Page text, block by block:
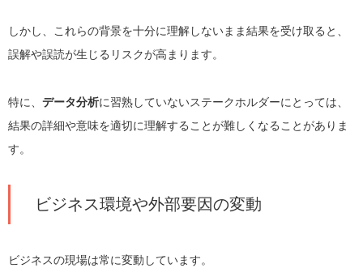
しかし、これらの背景を十分に理解しないまま結果を受け取ると、
誤解や誤読が生じるリスクが高まります。
特に、 データ分析に習熟していないステークホルダーにとっては、
結果の詳細や意味を適切に理解することが難しくなることがありま
す。
ビジネス環境や外部要因の変動
ビジネスの現場は常に変動しています。